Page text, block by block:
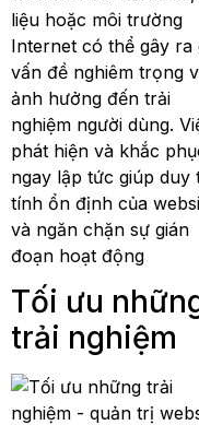
liệu hoặc môi trường
Internet có thể gây ra
vấn đề nghiêm trọng
ảnh hưởng đến trải
nghiệm người dùng.
phát hiện và khắc
ngay lập tức giúp duy
tính ổn định của
và ngăn chặn sự gián
đoạn hoạt động
Tối ưu
trải nghiệm